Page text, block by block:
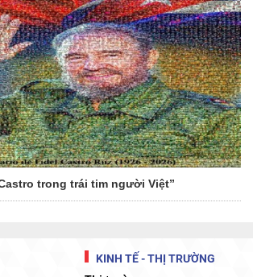
trong trái tim người Việt”
KINH TẾ - THỊ TRƯỜNG